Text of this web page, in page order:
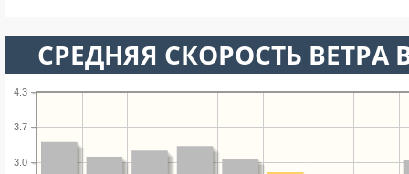
СРЕДНЯЯ СКОРОСТЬ
3.0
3.7
4.3